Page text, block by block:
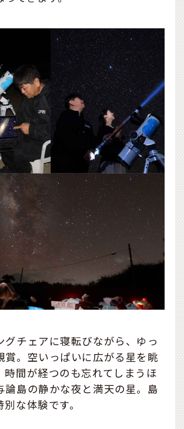
グチェアに寝転びながら、ゆっ
賞。空いっぱいに広がる星を眺
時間が経つのも忘れてしまうほ
論島の静かな夜と満天の星。島
な体験です。